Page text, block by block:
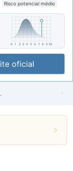
Risco potencial médio
oficial